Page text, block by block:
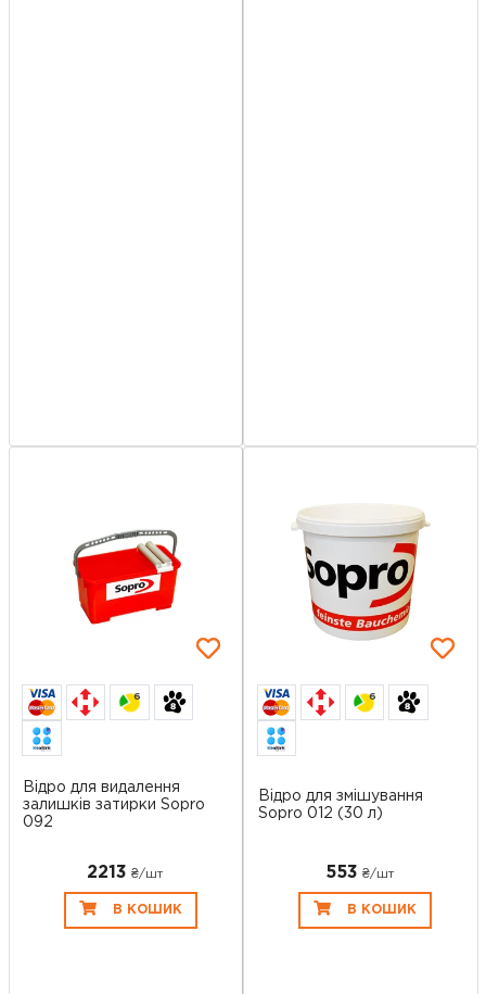
6
Відро для видалення
залишків затирки Sopro
092
2213 ₴/шт
В КОШИК
6
Відро для змішування
Sopro 012 (30 л)
553 ₴/шт
В КОШИК